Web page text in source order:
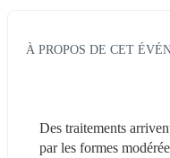
À PROPOS DE CET
Des traitements
par les formes